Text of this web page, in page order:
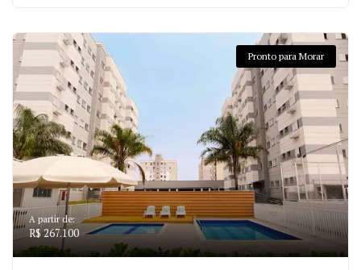
Pronto para Morar
A partir de:
R$ 267.100